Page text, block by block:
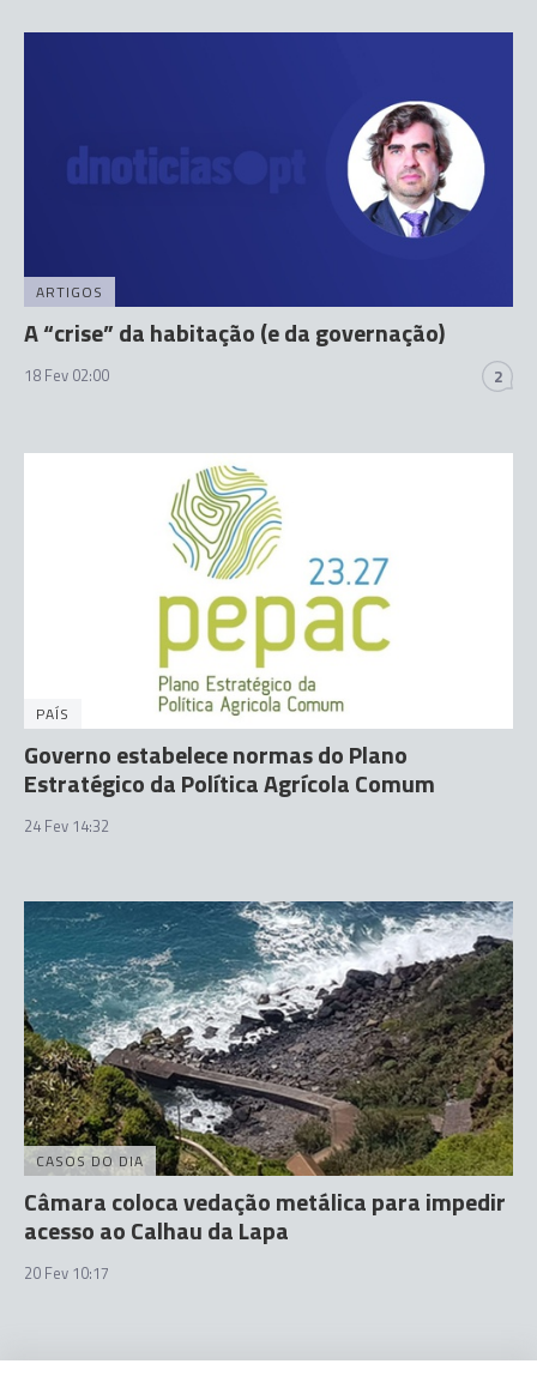
ARTIGOS
A “crise” da habitação (e da governação)
18 Fev 02:00 2
PAÍS
Governo estabelece normas do Plano
Estratégico da Política Agrícola Comum
24 Fev 14:32
CASOS DO DIA
Câmara coloca vedação metálica para impedir
acesso ao Calhau da Lapa
20 Fev 10:17